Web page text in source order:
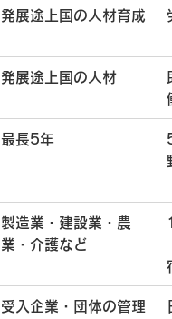
発展途上国の人材育成
発展途上国の人材
最長5年
製造業・建設業・農
業・介護など
受入企業・団体の管理